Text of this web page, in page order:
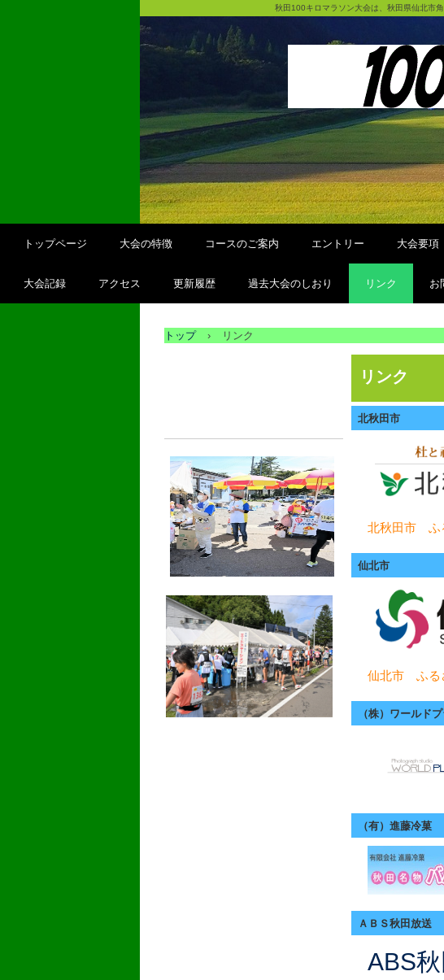
秋田100キロマラソン大会は、秋田県仙北市
トップページ 大会の特徴 コースのご案内 エントリー 大会要項
大会記録 アクセス 更新履歴 過去大会のしおり リンク お
トップ › リンク
リンク
北秋田市
北秋田市 ふ
仙北市
仙北市 ふる
（株）ワールド
（有）進藤冷菓
ＡＢＳ秋田放送
ABS